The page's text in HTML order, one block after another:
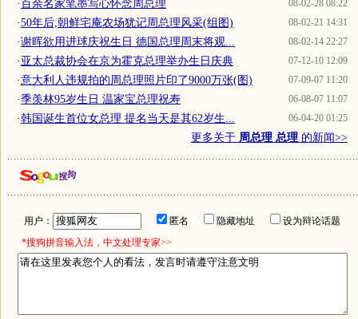
08-02-28 08:22
·百余名家笔墨写心怀念周总理
08-02-21 14:31
·50年后,朝鲜宅庵农场犹记周总理风采(组图)
08-02-14 22:27
·谢晖欲用进球庆祝生日 德国总理周末将观...
07-12-10 12:09
·亚太总裁协会在京为霍克总理举办生日庆典
07-09-07 11:20
·意大利人违规拍的周总理照片印了9000万张(图)
06-08-07 11:07
·季羡林95岁生日 温家宝总理祝寿
06-04-20 01:25
·韩国诞生首位女总理 提名当天是其62岁生...
更多关于 周总理 总理 的新闻>>
用户： 匿名 隐藏地址
设为辩论话题
*搜狗拼音输入法，中文处理专家>>